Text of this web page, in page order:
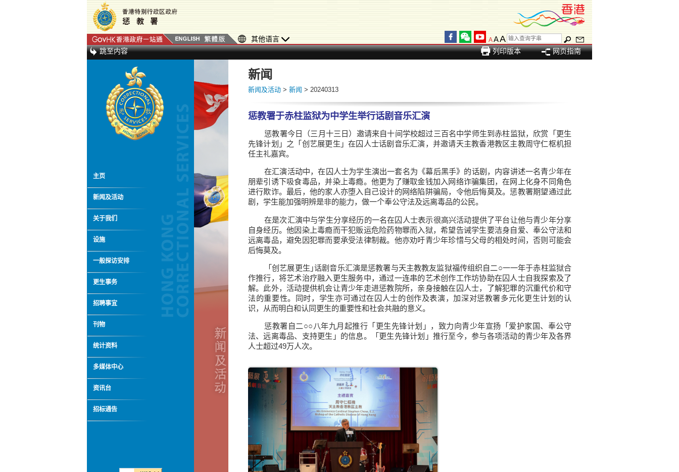
其他语言 AAA
跳至内容 列印版本 网页指南
主页
新闻及活动
关于我们
设施
一般探访安排
更生事务
招聘事宜
刊物
统计资料
多媒体中心
资讯台
招标通告
新闻
新闻及活动 > 新闻 > 20240313
惩教署于赤柱监狱为中学生举行话剧音乐汇演
​惩教署今日（三月十三日）邀请来自十间学校超过三百名中学师生到赤柱监狱，欣赏「更生
先锋计划」之「创艺展更生」在囚人士话剧音乐汇演，并邀请天主教香港教区主教周守仁枢机担
任主礼嘉宾。
在汇演活动中，在囚人士为学生演出一套名为《幕后黑手》的话剧，内容讲述一名青少年在
朋辈引诱下吸食毒品，并染上毒瘾。他更为了赚取金钱加入网络诈骗集团，在网上化身不同角色
进行欺诈。最后，他的家人亦堕入自己设计的网络陷阱骗局，令他后悔莫及。惩教署期望通过此
剧，学生能加强明辨是非的能力，做一个奉公守法及远离毒品的公民。
在是次汇演中与学生分享经历的一名在囚人士表示很高兴活动提供了平台让他与青少年分享
自身经历。他因染上毒瘾而干犯贩运危险药物罪而入狱，希望告诫学生要洁身自爱、奉公守法和
远离毒品，避免因犯罪而要承受法律制裁。他亦劝吁青少年珍惜与父母的相处时间，否则可能会
后悔莫及。
「创艺展更生｣话剧音乐汇演是惩教署与天主教教友监狱福传组织自二○一一年于赤柱监狱合
作推行，将艺术治疗融入更生服务中，通过一连串的艺术创作工作坊协助在囚人士自我探索及了
解。此外，活动提供机会让青少年走进惩教院所，亲身接触在囚人士，了解犯罪的沉重代价和守
法的重要性。同时，学生亦可通过在囚人士的创作及表演，加深对惩教署多元化更生计划的认
识，从而明白和认同更生的重要性和社会共融的意义。
惩教署自二○○八年九月起推行「更生先锋计划」，致力向青少年宣扬「爱护家国、奉公守
法、远离毒品、支持更生」的信息。「更生先锋计划」推行至今，参与各项活动的青少年及各界
人士超过49万人次。